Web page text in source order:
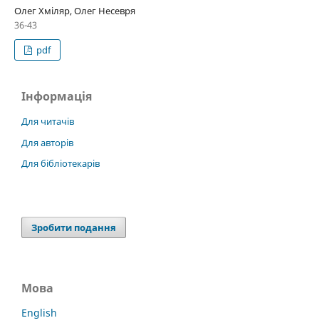
Олег Хміляр, Олег Несевря
36-43
pdf
Інформація
Для читачів
Для авторів
Для бібліотекарів
Зробити подання
Мова
English